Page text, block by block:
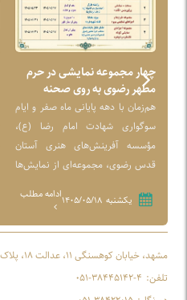
چهار مجموعه نمایشی در حرم
مطهر رضوی به روی صحنه
می‌رود
هم‌زمان با دهه پایانی ماه صفر و ایام
سوگواری شهادت امام رضا (ع)،
مؤسسه آفرینش‌های هنری آستان
قدس رضوی، مجموعه‌ای از نمایش‌ها
حرم مطهر رضوی تدارک دیده است
که از ۱۷ مردادماه آغاز شده و بخشی
خواهد داشت.
یکشنبه ۱۴۰۵/۰۵/۱۸ادامه مطلب
مشهد، خیابان کوهسنگی ۱۱، عدالت ۱۸، پلاک ۹
تلفن: ۰۵۱-۳۸۴۴۵۱۴۲-۴